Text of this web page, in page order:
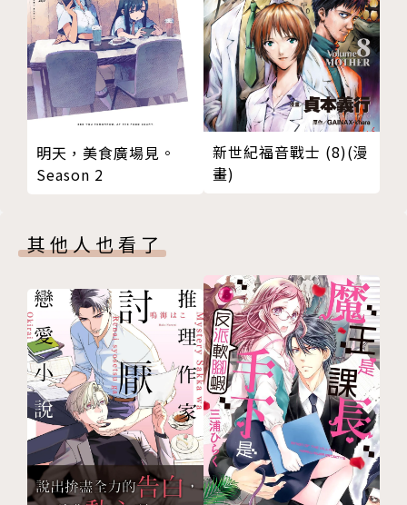
明天，美食廣場見。
Season 2
新世紀福音戰士 (8)(漫
畫)
其他人也看了